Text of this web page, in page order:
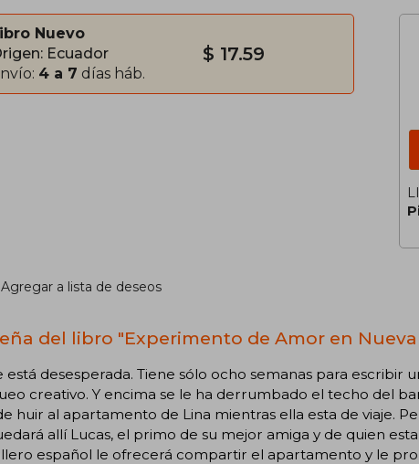
Nuevo
Ecuador
4 a 7 días háb.
$ 17.59
Agregar a lista de deseos
del libro "Experimento de Amor en Nueva
está desesperada. Tiene sólo ocho semanas para escribir
creativo. Y encima se le ha derrumbado el techo del
huir al apartamento de Lina mientras ella esta de viaje.
allí Lucas, el primo de su mejor amiga y de quien
español le ofrecerá compartir el apartamento y le